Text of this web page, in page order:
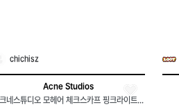
chichisz
Acne Studios